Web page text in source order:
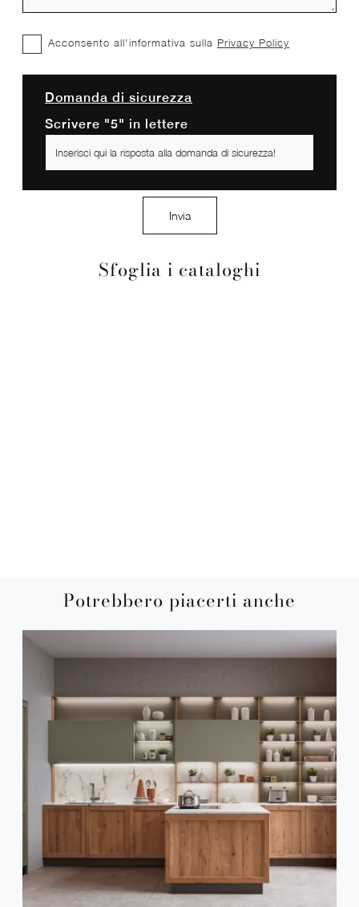
Sfoglia i cataloghi
Acconsento all'informativa sulla Privacy Policy
Domanda di sicurezza
Scrivere "5" in lettere
Invia
Potrebbero piacerti anche